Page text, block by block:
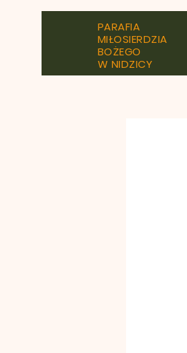
PARAFIA
MIŁOSIERDZIA
BOŻEGO
W NIDZICY